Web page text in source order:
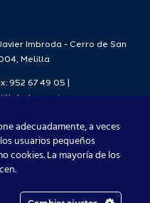
Imbroda - Cerro de San
Melilla
952 67 49 05 |
2021
adecuadamente, a veces
usuarios pequeños
cookies. La mayoría de los